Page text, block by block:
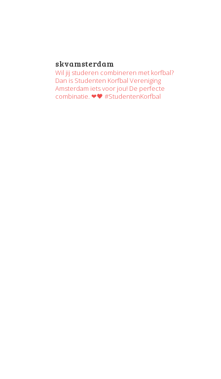
skvamsterdam
Wil jij studeren combineren met korfbal?
Dan is Studenten Korfbal Vereniging
Amsterdam iets voor jou! De perfecte
combinatie. ❤🖤 #StudentenKorfbal